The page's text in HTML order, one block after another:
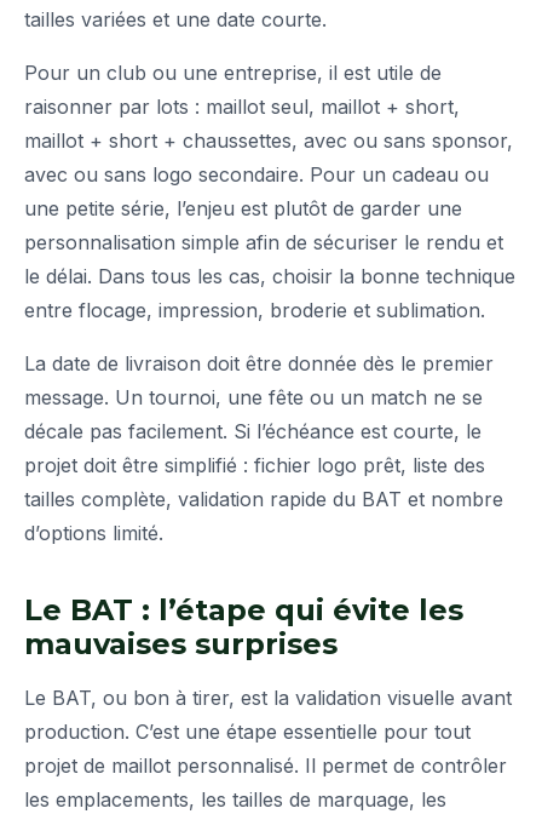
tailles variées et une date courte.
Pour un club ou une entreprise, il est utile de
raisonner par lots : maillot seul, maillot + short,
maillot + short + chaussettes, avec ou sans sponsor,
avec ou sans logo secondaire. Pour un cadeau ou
une petite série, l’enjeu est plutôt de garder une
personnalisation simple afin de sécuriser le rendu et
le délai. Dans tous les cas, choisir la bonne technique
entre flocage, impression, broderie et sublimation.
La date de livraison doit être donnée dès le premier
message. Un tournoi, une fête ou un match ne se
décale pas facilement. Si l’échéance est courte, le
projet doit être simplifié : fichier logo prêt, liste des
tailles complète, validation rapide du BAT et nombre
d’options limité.
Le BAT : l’étape qui évite les
mauvaises surprises
Le BAT, ou bon à tirer, est la validation visuelle avant
production. C’est une étape essentielle pour tout
projet de maillot personnalisé. Il permet de contrôler
les emplacements, les tailles de marquage, les